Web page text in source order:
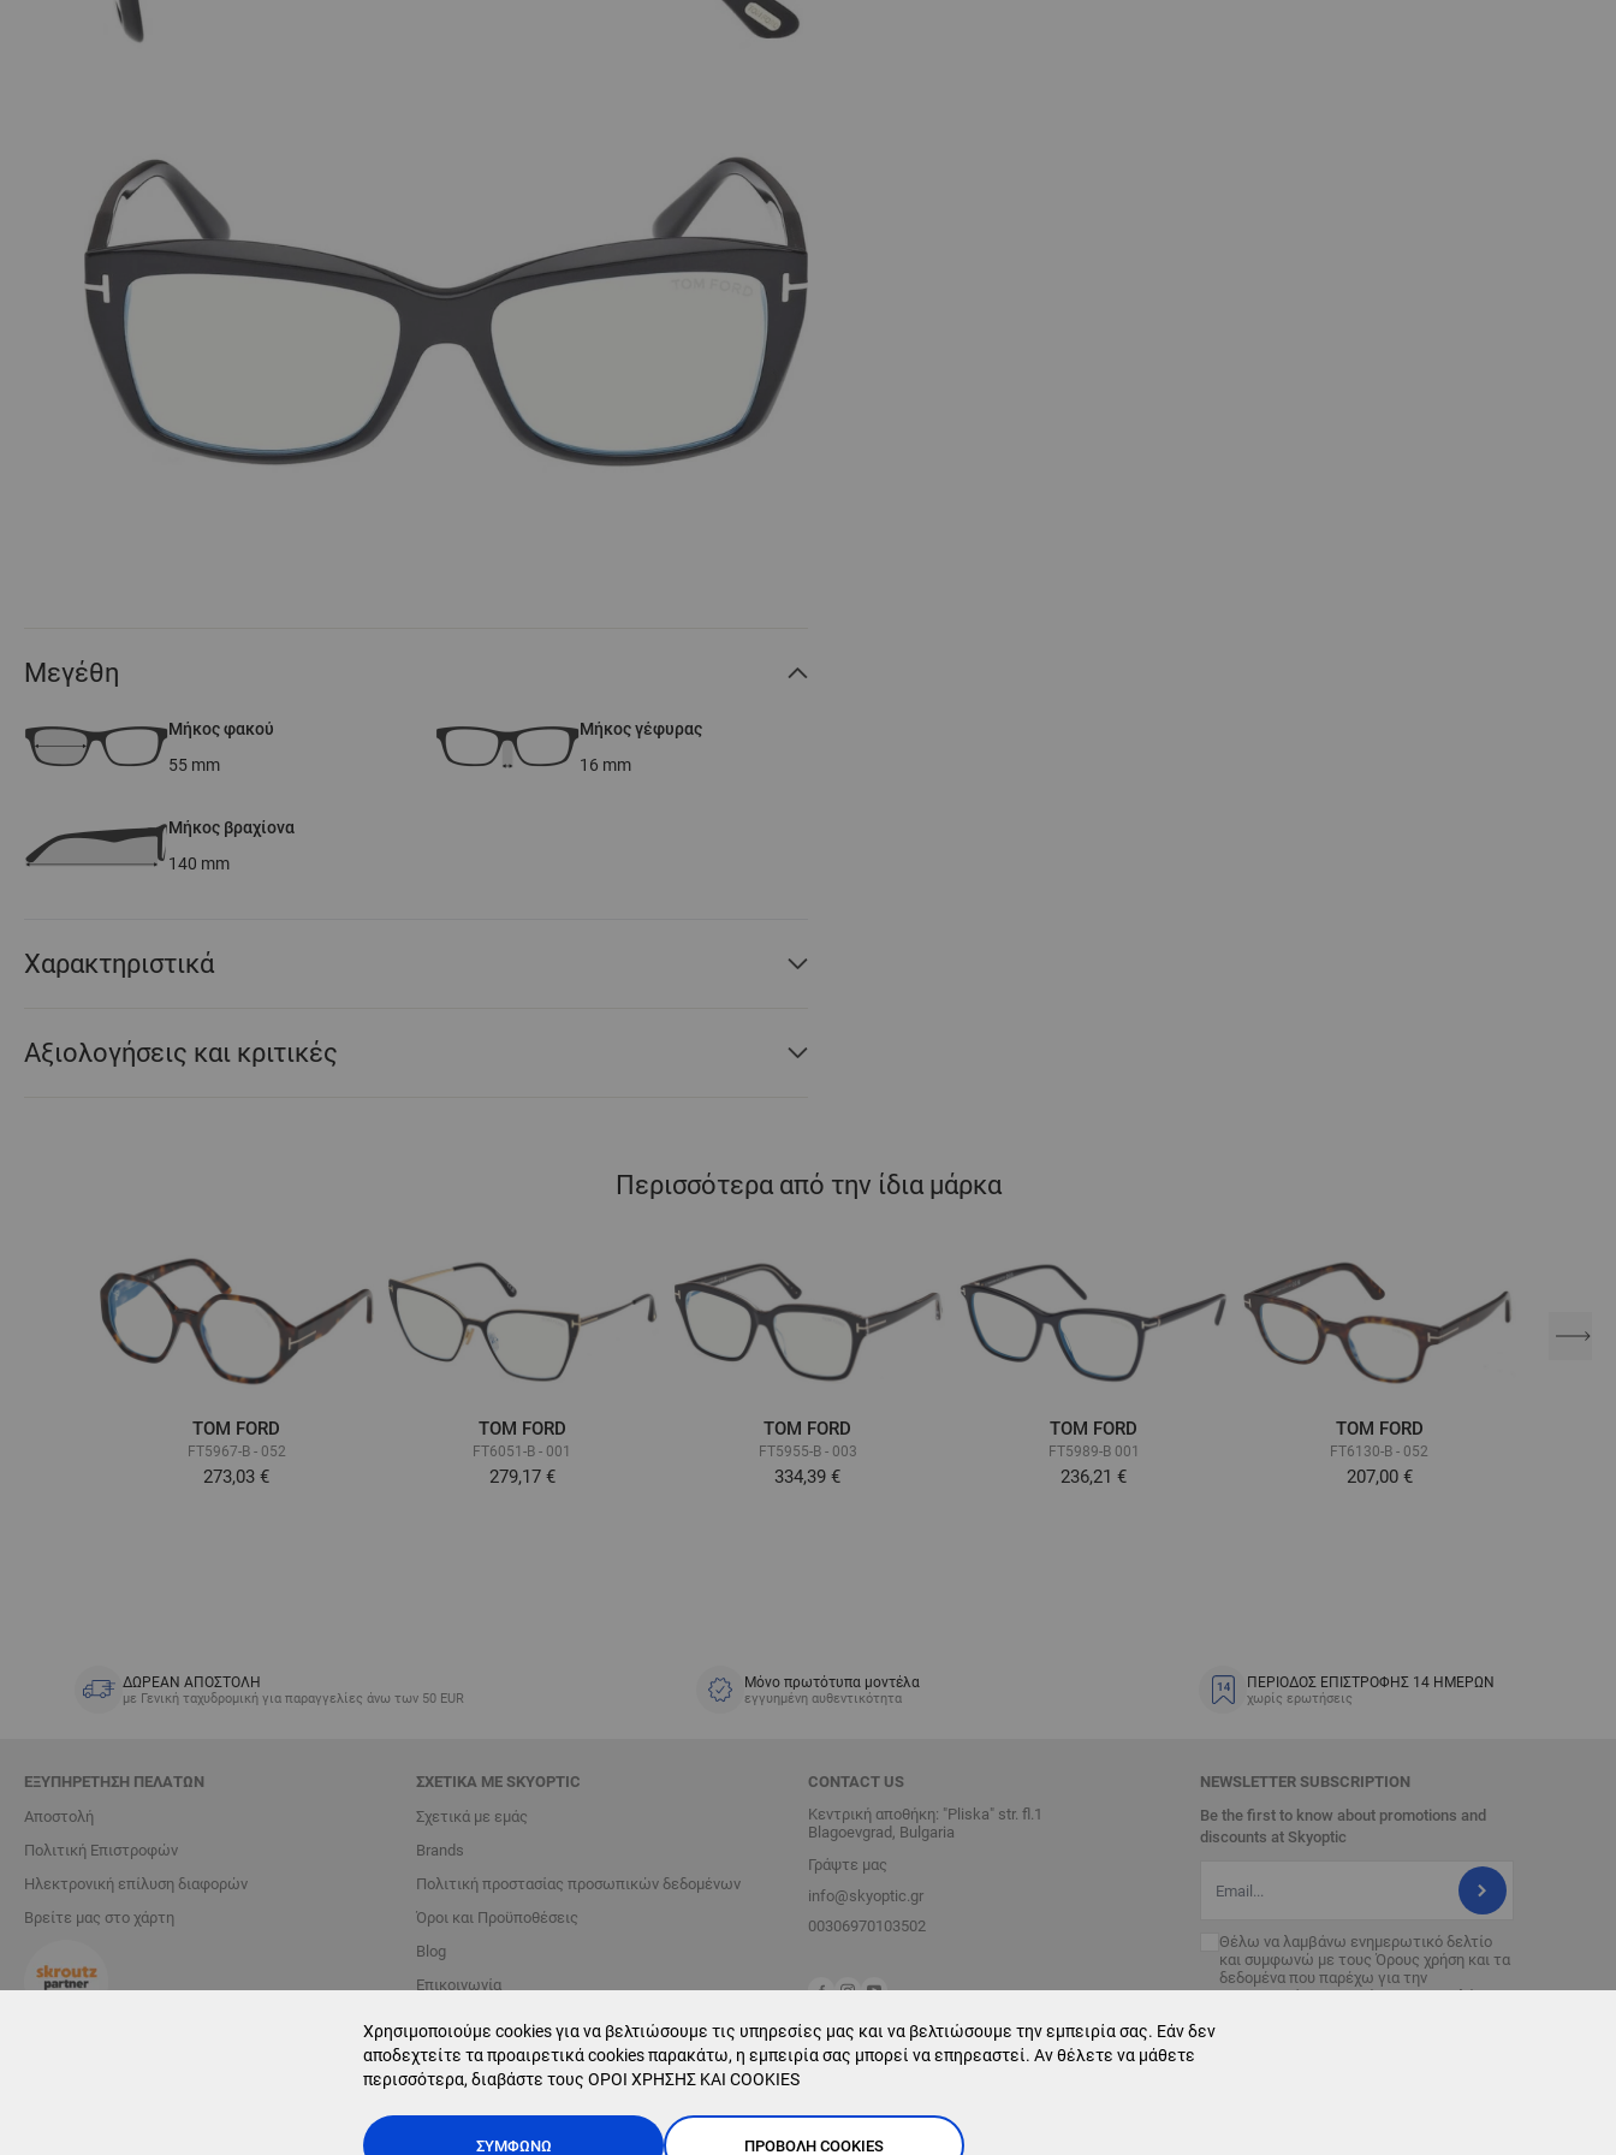
Χρησιμοποιούμε cookies για να βελτιώσουμε τις υπηρεσίες μας και να βελτιώσουμε την εμπειρία σας. Εάν δεν
αποδεχτείτε τα προαιρετικά cookies παρακάτω, η εμπειρία σας μπορεί να επηρεαστεί. Αν θέλετε να μάθετε
περισσότερα, διαβάστε τους ΟΡΟΙ ΧΡΗΣΗΣ ΚΑΙ COOKIES
ΣΥΜΦΩΝΏ ΠΡΟΒΟΛΉ COOKIES
Μεγέθη
Μήκος φακού
55 mm
Μήκος γέφυρας
16 mm
Μήκος βραχίονα
140 mm
Χαρακτηριστικά
Αξιολογήσεις και κριτικές
Περισσότερα από την ίδια μάρκα
TOM FORD
FT5967-B - 052
273,03 €
TOM FORD
FT6051-B - 001
279,17 €
TOM FORD
FT5955-B - 003
334,39 €
TOM FORD
FT5989-B 001
236,21 €
TOM FORD
FT6130-B - 052
207,00 €
ΔΩΡΕΑΝ ΑΠΟΣΤΟΛΗ
με Γενική ταχυδρομική για παραγγελίες άνω των 50 EUR
Μόνο πρωτότυπα μοντέλα
εγγυημένη αυθεντικότητα
ΠΕΡΙΟΔΟΣ ΕΠΙΣΤΡΟΦΗΣ 14 ΗΜΕΡΩΝ
χωρίς ερωτήσεις
ΕΞΥΠΗΡΈΤΗΣΗ ΠΕΛΑΤΏΝ
Αποστολή
Πολιτική Επιστροφών
Ηλεκτρονική επίλυση διαφορών
Βρείτε μας στο χάρτη
ΣΧΕΤΙΚΆ ΜΕ SKYOPTIC
Σχετικά με εμάς
Brands
Πολιτική προστασίας προσωπικών δεδομένων
Όροι και Προϋποθέσεις
Blog
Επικοινωνία
CONTACT US
Κεντρική αποθήκη: "Pliska" str. fl.1
Blagoevgrad, Bulgaria
Γράψτε μας
info@skyoptic.gr
00306970103502
NEWSLETTER SUBSCRIPTION
Be the first to know about promotions and
discounts at Skyoptic
Θέλω να λαμβάνω ενημερωτικό δελτίο
και συμφωνώ με τους Όρους χρήση και τα
δεδομένα που παρέχω για την
επεξεργασία με σκοπό την αποστολή του